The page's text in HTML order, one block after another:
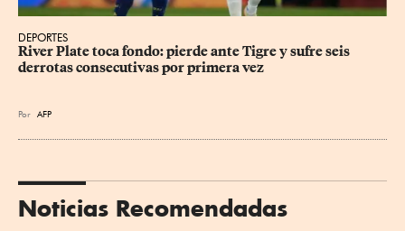
DEPORTES
River Plate toca fondo: pierde ante Tigre y sufre seis
derrotas consecutivas por primera vez
Por AFP
Noticias Recomendadas